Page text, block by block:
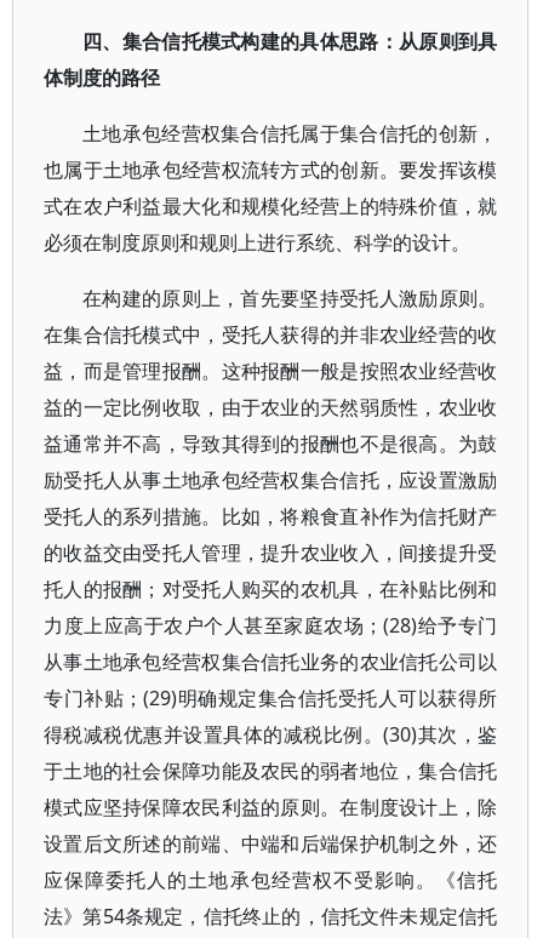
四、集合信托模式构建的具体思路：从原则到具
体制度的路径
土地承包经营权集合信托属于集合信托的创新，
也属于土地承包经营权流转方式的创新。要发挥该模
式在农户利益最大化和规模化经营上的特殊价值，就
必须在制度原则和规则上进行系统、科学的设计。
在构建的原则上，首先要坚持受托人激励原则。
在集合信托模式中，受托人获得的并非农业经营的收
益，而是管理报酬。这种报酬一般是按照农业经营收
益的一定比例收取，由于农业的天然弱质性，农业收
益通常并不高，导致其得到的报酬也不是很高。为鼓
励受托人从事土地承包经营权集合信托，应设置激励
受托人的系列措施。比如，将粮食直补作为信托财产
的收益交由受托人管理，提升农业收入，间接提升受
托人的报酬；对受托人购买的农机具，在补贴比例和
力度上应高于农户个人甚至家庭农场；(28)给予专门
从事土地承包经营权集合信托业务的农业信托公司以
专门补贴；(29)明确规定集合信托受托人可以获得所
得税减税优惠并设置具体的减税比例。(30)其次，鉴
于土地的社会保障功能及农民的弱者地位，集合信托
模式应坚持保障农民利益的原则。在制度设计上，除
设置后文所述的前端、中端和后端保护机制之外，还
应保障委托人的土地承包经营权不受影响。《信托
法》第54条规定，信托终止的，信托文件未规定信托